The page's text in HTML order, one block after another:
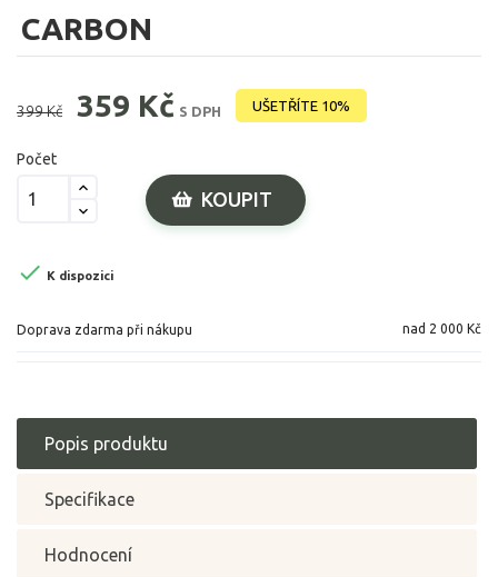
CARBON
399 Kč 359 Kč S DPH UŠETŘÍTE 10%
Počet
KOUPIT
 K dispozici
Doprava zdarma při nákupu nad 2 000 Kč
Popis produktu
Specifikace
Hodnocení